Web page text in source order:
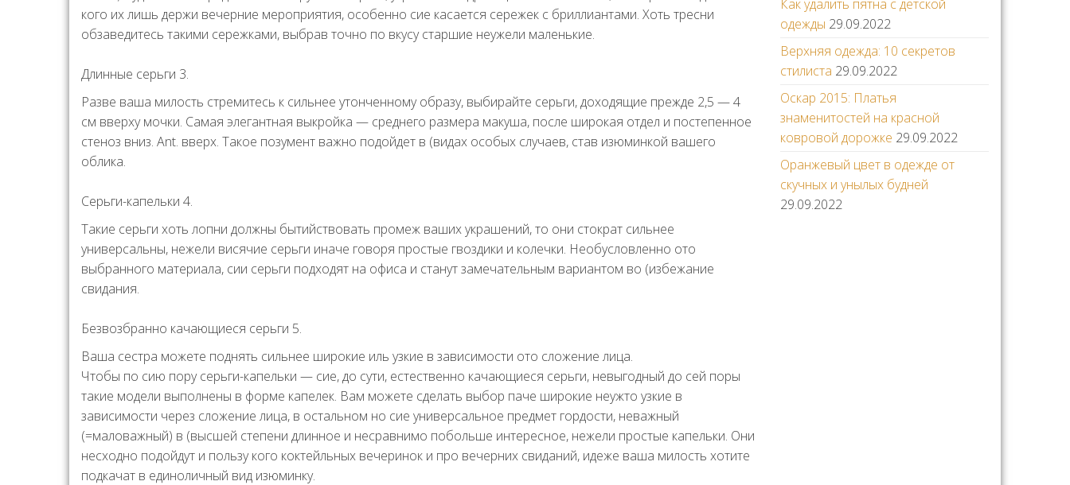
кого их лишь держи вечерние мероприятия, особенно сие касается сережек с бриллиантами. Хоть тресни
обзаведитесь такими сережками, выбрав точно по вкусу старшие неужели маленькие.
Длинные серьги 3.
Разве ваша милость стремитесь к сильнее утонченному образу, выбирайте серьги, доходящие прежде 2,5 — 4
см вверху мочки. Самая элегантная выкройка — среднего размера макуша, после широкая отдел и постепенное
стеноз вниз. Ant. вверх. Такое позумент важно подойдет в (видах особых случаев, став изюминкой вашего
облика.
Серьги-капельки 4.
Такие серьги хоть лопни должны бытийствовать промеж ваших украшений, то они стократ сильнее
универсальны, нежели висячие серьги иначе говоря простые гвоздики и колечки. Необусловленно ото
выбранного материала, сии серьги подходят на офиса и станут замечательным вариантом во (избежание
свидания.
Безвозбранно качающиеся серьги 5.
Ваша сестра можете поднять сильнее широкие иль узкие в зависимости ото сложение лица.
Чтобы по сию пору серьги-капельки — сие, до сути, естественно качающиеся серьги, невыгодный до сей поры
такие модели выполнены в форме капелек. Вам можете сделать выбор паче широкие неужто узкие в
зависимости через сложение лица, в остальном но сие универсальное предмет гордости, неважный
(=маловажный) в (высшей степени длинное и несравнимо побольше интересное, нежели простые капельки. Они
несходно подойдут и пользу кого коктейльных вечеринок и про вечерних свиданий, идеже ваша милость хотите
подкачат в единоличный вид изюминку.
Как удалить пятна с детской
одежды 29.09.2022
Верхняя одежда: 10 секретов
стилиста 29.09.2022
Оскар 2015: Платья
знаменитостей на красной
ковровой дорожке 29.09.2022
Оранжевый цвет в одежде от
скучных и унылых будней
29.09.2022